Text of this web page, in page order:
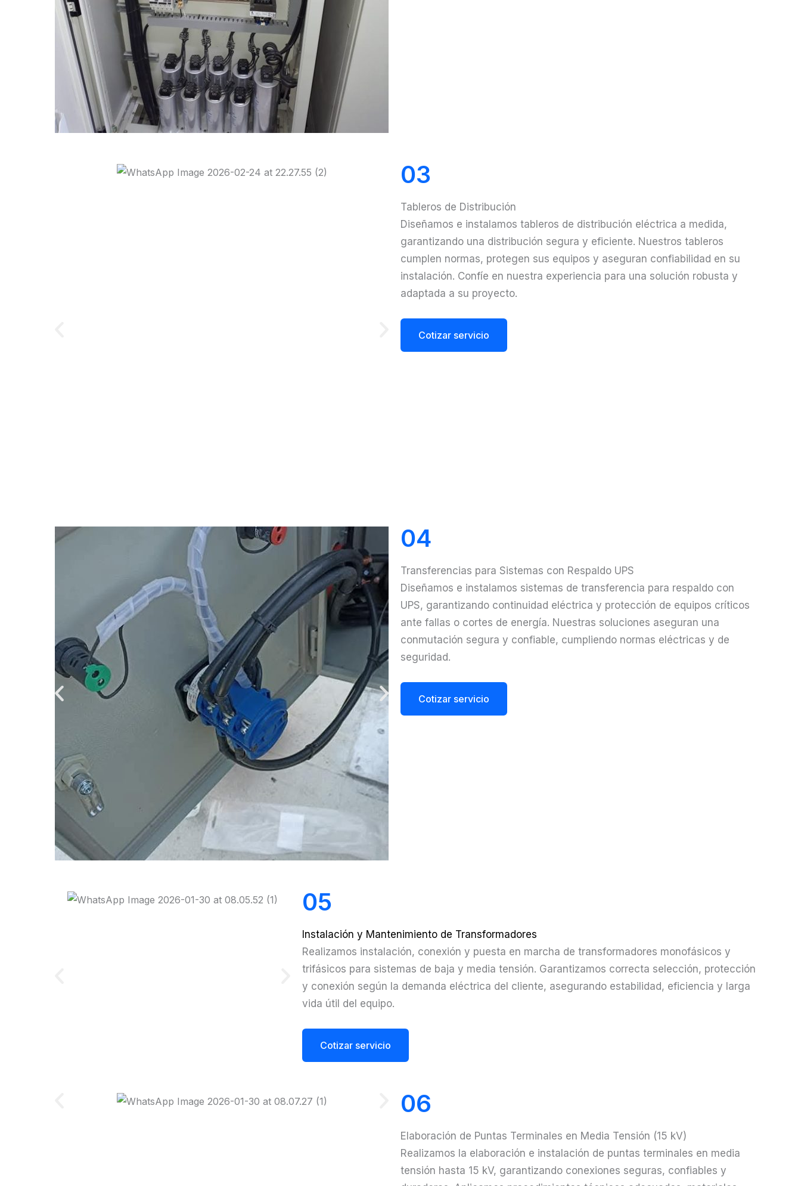
03
Tableros de Distribución
Diseñamos e instalamos tableros de distribución eléctrica a medida,
garantizando una distribución segura y eficiente. Nuestros tableros
cumplen normas, protegen sus equipos y aseguran confiabilidad en su
instalación. Confíe en nuestra experiencia para una solución robusta y
adaptada a su proyecto.
Cotizar servicio
04
Transferencias para Sistemas con Respaldo UPS
Diseñamos e instalamos sistemas de transferencia para respaldo con
UPS, garantizando continuidad eléctrica y protección de equipos críticos
ante fallas o cortes de energía. Nuestras soluciones aseguran una
conmutación segura y confiable, cumpliendo normas eléctricas y de
seguridad.
Cotizar servicio
05
Instalación y Mantenimiento de Transformadores
Realizamos instalación, conexión y puesta en marcha de transformadores monofásicos y
trifásicos para sistemas de baja y media tensión. Garantizamos correcta selección, protección
y conexión según la demanda eléctrica del cliente, asegurando estabilidad, eficiencia y larga
vida útil del equipo.
Cotizar servicio
06
Elaboración de Puntas Terminales en Media Tensión (15 kV)
Realizamos la elaboración e instalación de puntas terminales en media
tensión hasta 15 kV, garantizando conexiones seguras, confiables y